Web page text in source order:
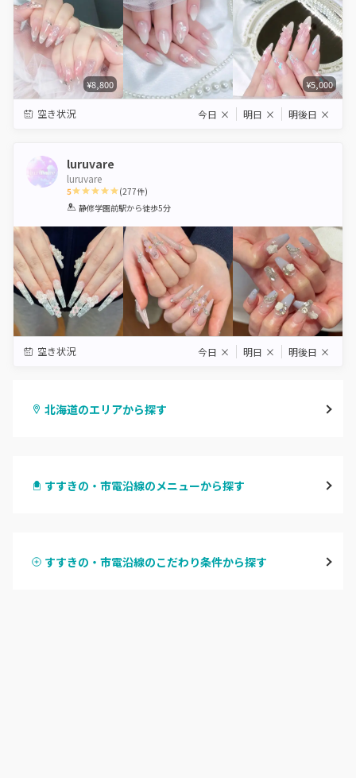
¥8,800 ¥5,000
空き状況 今日 × 明日 × 明後日 ×
luruvare
luruvare
5
1 2 3 4 5
(277件)
静修学園前駅から徒歩5分
空き状況 今日 × 明日 × 明後日 ×
北海道のエリアから探す
すすきの・市電沿線のメニューから探す
すすきの・市電沿線のこだわり条件から探す